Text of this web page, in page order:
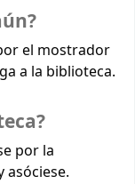
el mostrador
a la biblioteca.
por la